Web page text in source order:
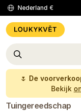
Nederland €
🌷 De
Bekijk
Tuingereedschap